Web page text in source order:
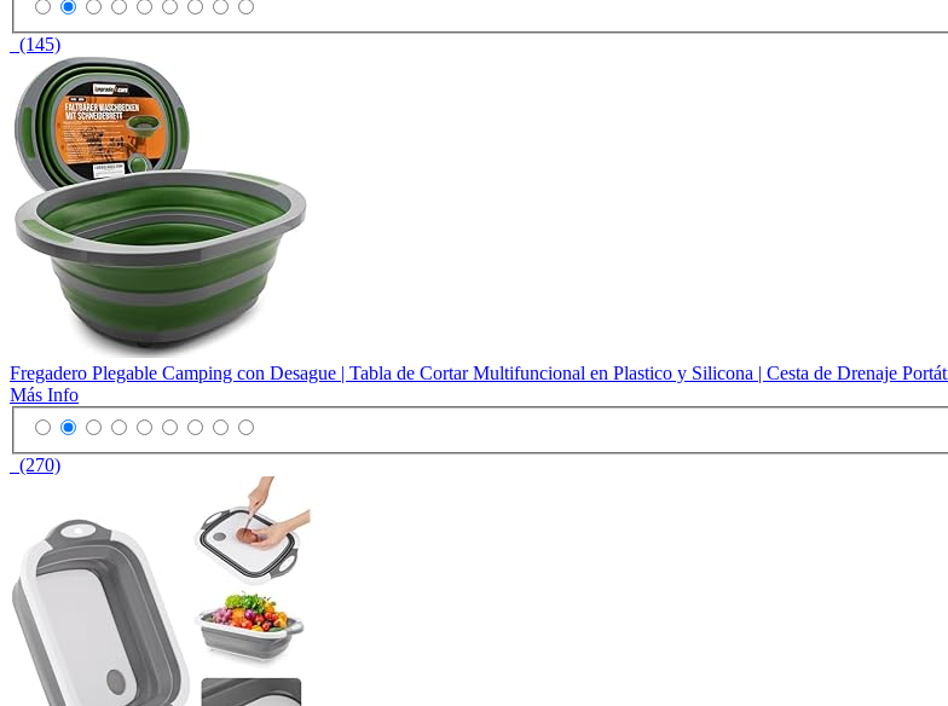
(145)
Fregadero Plegable Camping con Desague | Tabla de Cortar Multifuncional en Plastico y Silicona | Cesta de Drenaje
Más Info
(270)